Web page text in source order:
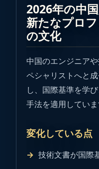
2026年の中
新たなプロ
の文化
中国のエンジニア
ペシャリストへと
し、国際基準を学
手法を適用していま
変化している点
技術文書が国際